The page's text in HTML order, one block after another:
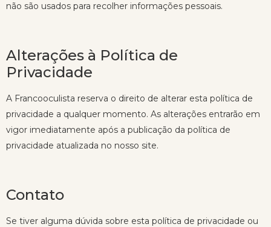
não são usados para recolher informações pessoais.
Alterações à Política de
Privacidade
A Francooculista reserva o direito de alterar esta política de
privacidade a qualquer momento. As alterações entrarão em
vigor imediatamente após a publicação da política de
privacidade atualizada no nosso site.
Contato
Se tiver alguma dúvida sobre esta política de privacidade ou